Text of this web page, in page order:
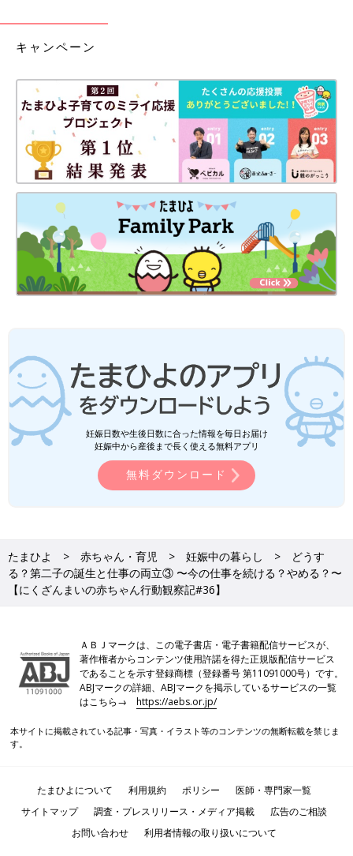
キャンペーン
妊娠日数や生後日数に合った情報を毎日お届け
妊娠中から産後まで長く使える無料アプリ
無料ダウンロード
たまひよ 赤ちゃん・育児 妊娠中の暮らし
どうす
る？第二子の誕生と仕事の両立③ 〜今の仕事を続ける？やめる？〜
【にくざんまいの赤ちゃん行動観察記#36】
ＡＢＪマークは、この電子書店・電子書籍配信サービスが、
著作権者からコンテンツ使用許諾を得た正規版配信サービス
であることを示す登録商標（登録番号 第11091000号）です。
ABJマークの詳細、ABJマークを掲示しているサービスの一覧
はこちら→https://aebs.or.jp/
本サイトに掲載されている記事・写真・イラスト等のコンテンツの無断転載を禁じま
す。
たまひよについて 利用規約 ポリシー
医師・専門家一覧
サイトマップ
調査・プレスリリース・メディア掲載
広告のご相談
お問い合わせ
利用者情報の取り扱いについて